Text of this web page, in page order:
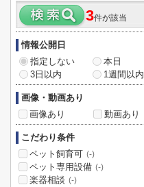
3件が該当
情報公開日
指定しない
本日
3日以内
1週間以内
画像・動画あり
画像あり
動画あり
こだわり条件
ペット飼育可 (-)
ペット専用設備 (-)
楽器相談 (-)